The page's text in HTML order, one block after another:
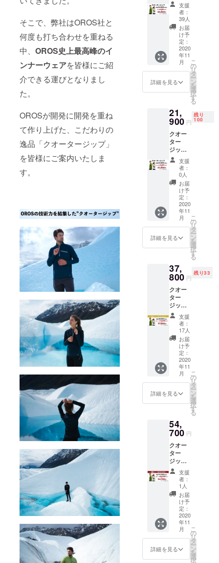
そこで、弊社はOROS社と
何度も打ち合わせを重ねる
中、 OROS史上最高峰のイ
ンナーウェアを皆様にご紹
介できる運びとなりまし
た。
OROSが開発に開発を重ね
て作り上げた、こだわりの
逸品「クオータージップ」
を皆様にご案内いたしま
す。
ラーと
サイズ
をお選
びくだ
さい。
サイズ
交換が
１度ま
で可能
です。
（ご返
負担と
させて
いただ
いてお
りま
す） ※
価格は
消費税/
送料を
含みま
す ※配
送時
期：
2020年
11月末
予定 ・
一部の
きまし
ては変
る場合
がござ
いま
す。ご
了承く
ださ
い。 ※
以下の
ような
支援者
様都合
により
再配送
または
着払い
での配
ります
ので、
予めご
了承下
さい。
・受け
取らな
かった
・入力
した住
所に誤
りが
・住所
変更を
支援
者：
39人
お届
け予
定：
2020
年11
月
詳細を見る
こ
の
リ
タ
ー
ン
を
選
択
す
る
21,
900 円
残り
100
クオー
ター
ジップ
１着 カ
ラーと
サイズ
をお選
びくだ
さい。
サイズ
交換が
１度ま
で可能
です。
（ご返
負担と
させて
いただ
いてお
りま
す） ※
価格は
消費税/
送料を
含みま
す ※配
送時
期：
2020年
11月末
予定 ・
一部の
きまし
ては変
る場合
がござ
いま
す。ご
了承く
ださ
い。 ※
以下の
ような
支援者
様都合
により
再配送
または
支援
者：
0人
お届
け予
定：
2020
年11
月
詳細を見る
こ
の
リ
タ
ー
ン
を
選
択
す
る
37,
800 円
残り33
クオー
ター
ジップ
２着 カ
ラーと
サイズ
をお選
びくだ
さい。
サイズ
交換が
１度ま
で可能
です。
（ご返
負担と
させて
いただ
いてお
りま
す） ※
価格は
消費税/
送料を
含みま
す ※配
送時
期：
2020年
11月末
予定 ・
一部の
支援
者：
17人
お届
け予
定：
2020
年11
月
詳細を見る
こ
の
リ
タ
ー
ン
を
選
択
す
る
54,
700 円
クオー
ター
ジップ
３着 カ
ラーと
サイズ
をお選
びくだ
さい。
サイズ
交換が
１度ま
で可能
です。
（ご返
支援
者：
1人
お届
け予
定：
2020
年11
月
詳細を見る
こ
の
リ
タ
ー
ン
を
選
択